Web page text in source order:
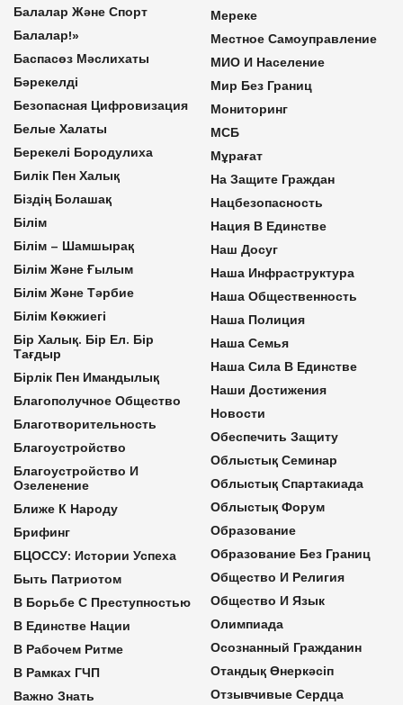
Балалар Және Спорт
Балалар!»
Баспасөз Мәслихаты
Бәрекелді
Безопасная Цифровизация
Белые Халаты
Берекелі Бородулиха
Билік Пен Халық
Біздің Болашақ
Білім
Білім – Шамшырақ
Білім Және Ғылым
Білім Және Тәрбие
Білім Көкжиегі
Бір Халық. Бір Ел. Бір
Тағдыр
Бірлік Пен Имандылық
Благополучное Общество
Благотворительность
Благоустройство
Благоустройство И
Озеленение
Ближе К Народу
Брифинг
БЦОССУ: Истории Успеха
Быть Патриотом
В Борьбе С Преступностью
В Единстве Нации
В Рабочем Ритме
В Рамках ГЧП
Важно Знать
Мереке
Местное Самоуправление
МИО И Население
Мир Без Границ
Мониторинг
МСБ
Мұрағат
На Защите Граждан
Нацбезопасность
Нация В Единстве
Наш Досуг
Наша Инфраструктура
Наша Общественность
Наша Полиция
Наша Семья
Наша Сила В Единстве
Наши Достижения
Новости
Обеспечить Защиту
Облыстық Семинар
Облыстық Спартакиада
Облыстық Форум
Образование
Образование Без Границ
Общество И Религия
Общество И Язык
Олимпиада
Осознанный Гражданин
Отандық Өнеркәсіп
Отзывчивые Сердца